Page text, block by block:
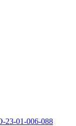
01-006-088